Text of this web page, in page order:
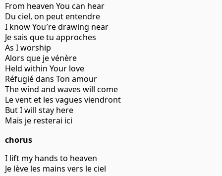
From heaven You can hear
Du ciel, on peut entendre
I know You′re drawing near
Je sais que tu approches
As I worship
Alors que je vénère
Held within Your love
Réfugié dans Ton amour
The wind and waves will come
Le vent et les vagues viendront
But I will stay here
Mais je resterai ici
chorus
I lift my hands to heaven
Je lève les mains vers le ciel